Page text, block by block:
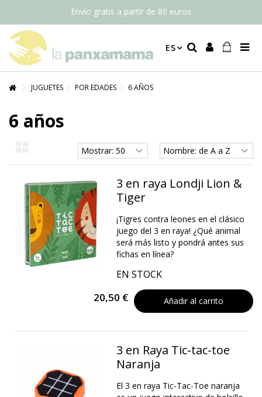
Envío gratis a partir de 80 euros
ES
JUGUETES POR EDADES 6 AÑOS
6 años
3 en raya Londji Lion &
Tiger
¡Tigres contra leones en el clásico
juego del 3 en raya! ¿Qué animal
será más listo y pondrá antes sus
fichas en línea?
EN STOCK
20,50 € Añadir al carrito
3 en Raya Tic-tac-toe
Naranja
El 3 en raya Tic-Tac-Toe naranja